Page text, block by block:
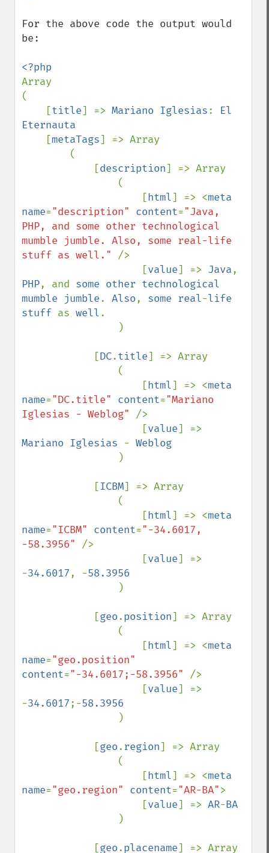
For the above code the output would
be:
Array
(
    [
title] => Mariano Iglesias: El
Eternauta
[metaTags] => Array
            [
description] => Array
                    [
html] => <meta
name="description" content="Java,
PHP, and some other technological
mumble jumble. Also, some real-life
stuff as well." />
                    [
value] => Java
PHP, and some other technological
mumble jumble. Also, some real-life
stuff as well.
            [
DC.title] => Array
                    [
html] => <meta
name="DC.title" content="Mariano
Iglesias - Weblog" />
                    [
value
Mariano Iglesias - Weblog
)
            [
ICBM] => Array
                    [
html] => <meta
name="ICBM" content="-34.6017,
-58.3956" />
                    [
value] =>
-34.6017, -58.3956
)
            [
geo.position] => Array
                    [
html] => <meta
name=
content="-34.6017;-58.3956" />
                    [
value] =>
-34.6017;-58.3956
)
            [
geo.region] => Array
                    [
html] => <meta
name="geo.region" content="AR-BA">
                    [
value] => AR-BA
)
            [
geo.placename] => Array